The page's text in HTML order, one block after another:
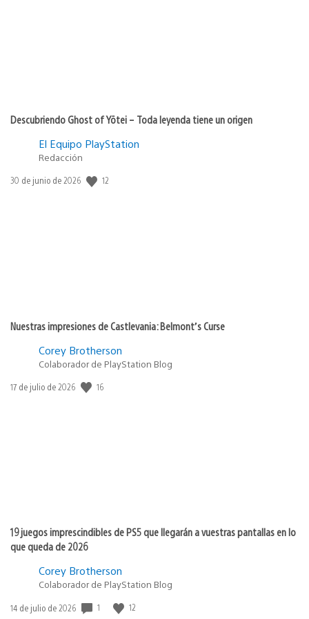
Descubriendo Ghost of Yōtei – Toda leyenda tiene un origen
El Equipo PlayStation
Redacción
Fecha
30 de junio de 2026 12
Nuestras impresiones de Castlevania: Belmont’s Curse
Corey Brotherson
Colaborador de PlayStation Blog
Fecha
17 de julio de 2026 16
19 juegos imprescindibles de PS5 que llegarán a vuestras pantallas en lo
que queda de 2026
Corey Brotherson
Colaborador de PlayStation Blog
Fecha
14 de julio de 2026 1 12